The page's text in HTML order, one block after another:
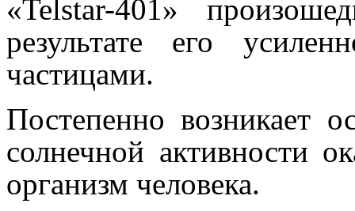
«Telstar-401»
результате его
частицами.
Постепенно возникает
солнечной активности
организм человека.